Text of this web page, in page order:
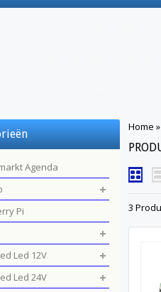
Home »
3
Agenda
Pi
Led 12V
Led 24V